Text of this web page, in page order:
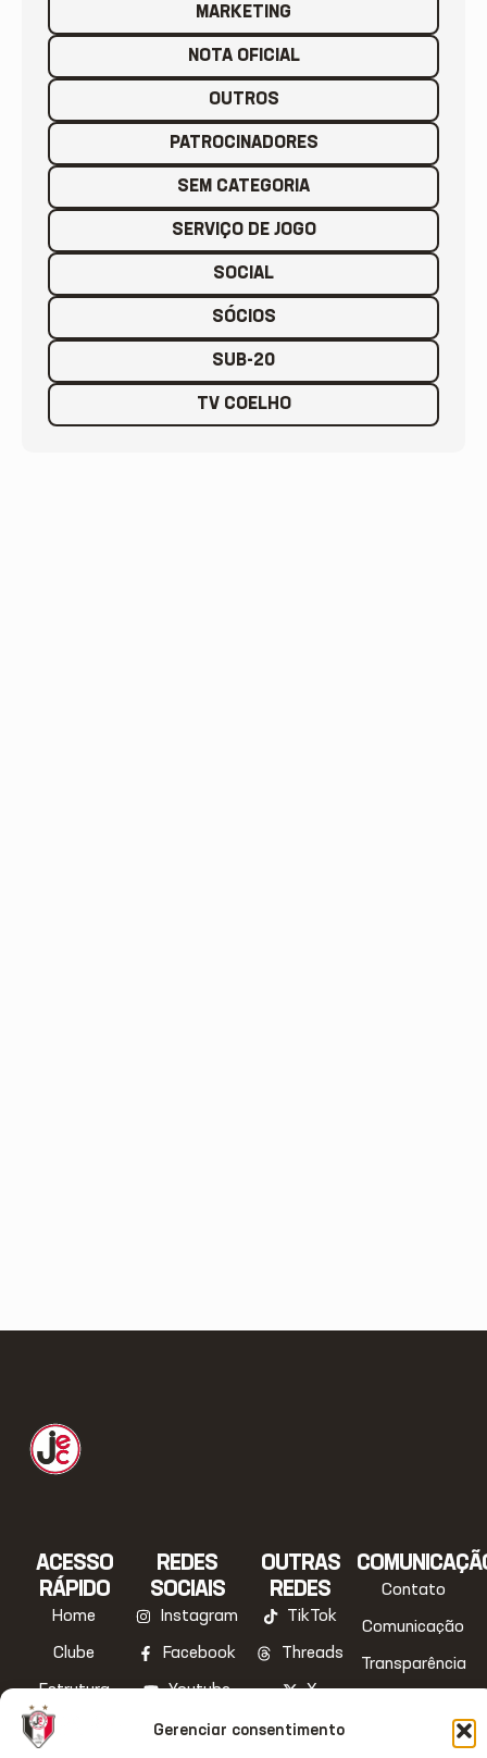
Gerenciar consentimento
MARKETING
NOTA OFICIAL
OUTROS
PATROCINADORES
SEM CATEGORIA
SERVIÇO DE JOGO
SOCIAL
SÓCIOS
SUB-20
TV COELHO
ACESSO
RÁPIDO
Home
Clube
Estrutura
JecStore
REDES
SOCIAIS
Instagram
Facebook
Youtube
Linkedin
OUTRAS
REDES
TikTok
Threads
X
Contato
Comunicação
Transparência